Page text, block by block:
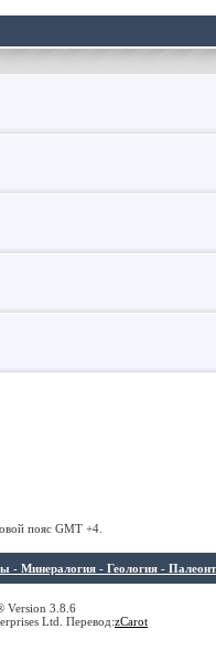
пояс GMT +4.
- Геология -
Version 3.8.6
Ltd. Перевод:zCarot